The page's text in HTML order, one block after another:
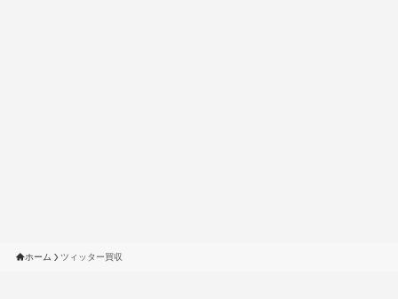
ホーム ツィッター買収